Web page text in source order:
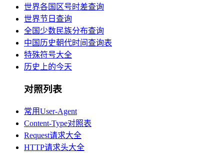
世界各国区号时差查询
世界节日查询
全国少数民族分布查询
中国历史朝代时间查询表
特殊符号大全
历史上的今天
对照列表
常用User-Agent
Content-Type对照表
Request请求大全
HTTP请求头大全